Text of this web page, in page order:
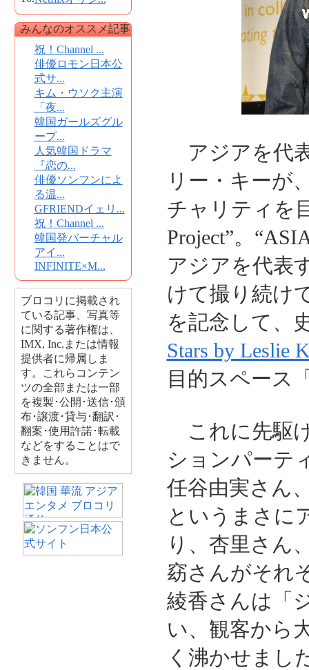
みんなのオススメ記事
祝！Channel ...
俳優ロモン日本公
式サ...
キム・ウソク主演
「夜...
韓国ガールズグル
ープ...
人気韓国ドラマ
『恋の...
俳優ソンフンによ
る温...
GFRIENDイェリ...
祝！Channel ...
韓国発バーチャル
アイ...
INFINITE×M...
ブロコリに掲載され
ている記事、写真等
に関する著作権は、
IMX, Inc.または情報
提供者に帰属しま
す。これらコンテン
ツの全部または一部
を複製･公開･送信･頒
布･譲渡･貸与･翻訳･
翻案･使用許諾･転載
などをすることはで
きません。
アジアを代
リー・キーが
チャリティを
Project”。
アジアを代表
けて撮り続け
を記念して、
Stars by Leslie
目的スペース
これに先駆
ションパーテ
任谷由実さん
というまさに
り、杏里さん
窈さんがそれ
綾香さんは「
い、観客から
く沸かせまし